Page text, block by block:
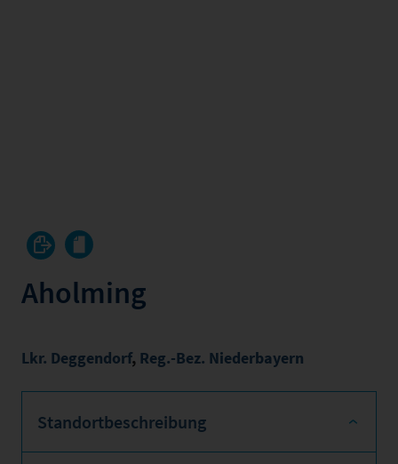
Aholming
Lkr. Deggendorf, Reg.-Bez. Niederbayern
Standortbeschreibung